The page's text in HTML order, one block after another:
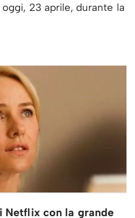
23 aprile, durante la
con la grande